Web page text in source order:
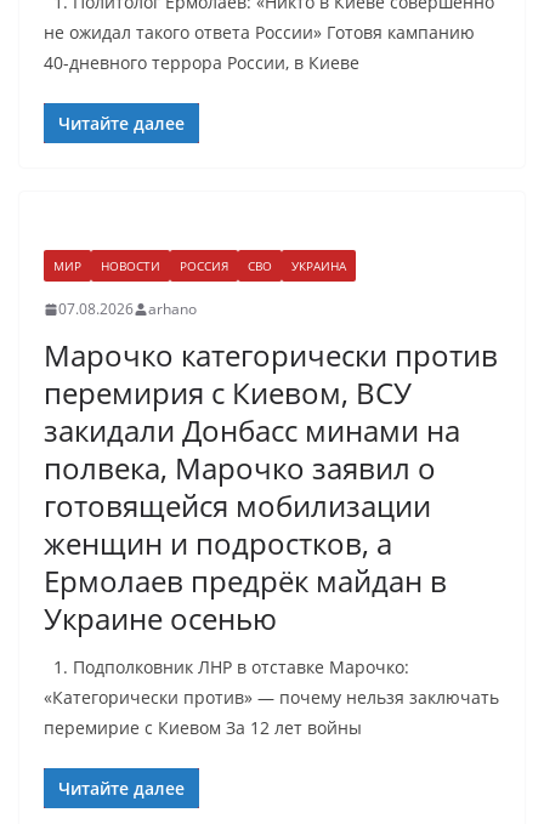
не ожидал такого ответа России» Готовя кампанию
40-дневного террора России, в Киеве
Читайте далее
МИР НОВОСТИ РОССИЯ СВО УКРАИНА
07.08.2026 arhano
Марочко категорически против
перемирия с Киевом, ВСУ
закидали Донбасс минами на
полвека, Марочко заявил о
готовящейся мобилизации
женщин и подростков, а
Ермолаев предрёк майдан в
Украине осенью
1. Подполковник ЛНР в отставке Марочко:
«Категорически против» — почему нельзя заключать
перемирие с Киевом За 12 лет войны
Читайте далее